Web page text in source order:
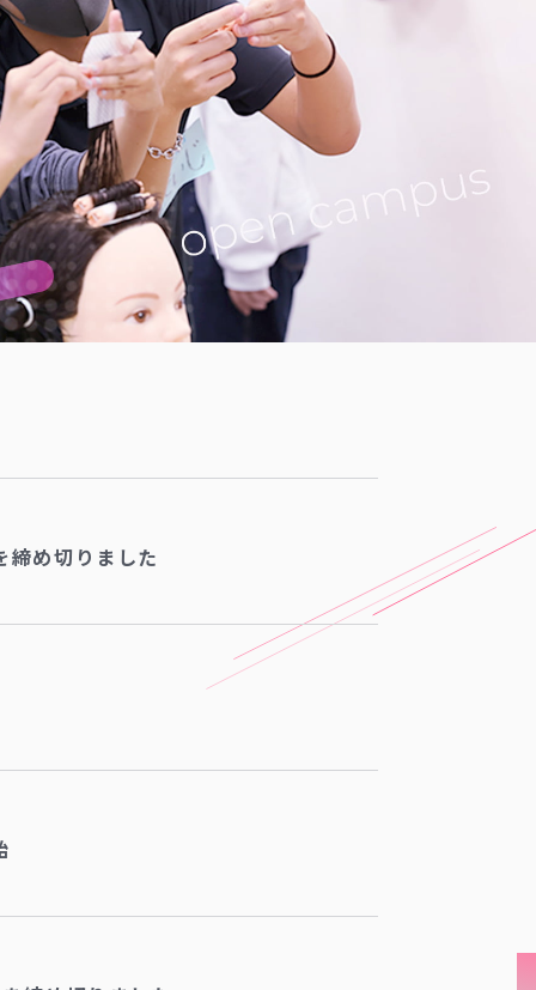
締め切りました